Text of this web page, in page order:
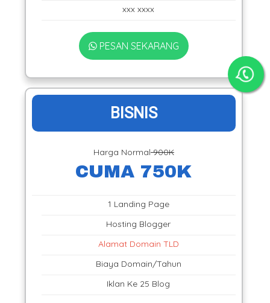
xxx xxxx
PESAN SEKARANG
BISNIS
Harga Normal900K
CUMA 750K
1 Landing Page
Hosting Blogger
Alamat Domain TLD
Biaya Domain/Tahun
Iklan Ke 25 Blog